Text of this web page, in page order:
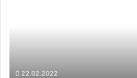
22.02.2022